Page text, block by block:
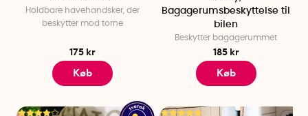
Holdbare havehandsker, der
beskytter mod torne
175 kr
Køb
Bagagerumsbeskyttelse til
bilen
Beskytter bagagerummet
185 kr
Køb